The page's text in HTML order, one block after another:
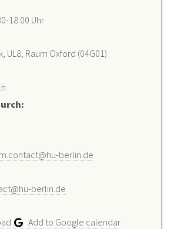
18:00 Uhr
UL8, Raum Oxford (04G01)
berlin.de
berlin.de
Add to Google calendar